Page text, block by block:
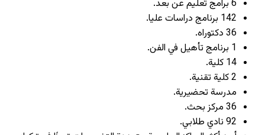
6 برامج تعليم عن بعد.
142 برنامج دراسات عليا.
36 دكتوراه.
1 برنامج تأهيل في الفن.
14 كلية.
2 كلية تقنية.
مدرسة تحضيرية.
36 مركز بحث.
92 نادي طلابي.